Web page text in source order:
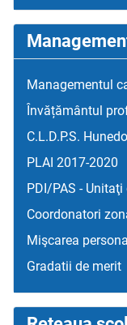
Managementul
Învățământul
C.L.D.P.S.
PLAI 2017-2020
PDI/PAS -
Coordonatori
Mişcarea
Gradatii de merit